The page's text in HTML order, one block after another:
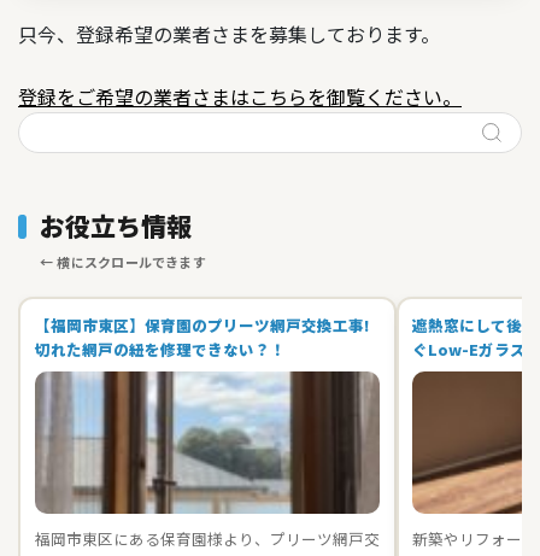
只今、登録希望の業者さまを募集しております。
登録をご希望の業者さまはこちらを御覧ください。
お役立ち情報
【福岡市東区】保育園のプリーツ網戸交換工事!
切れた網戸の紐を修理できない？！
福岡市東区にある保育園様より、プリーツ網戸交
遮熱窓にして後
ぐLow-Eガラス
新築やリフォー